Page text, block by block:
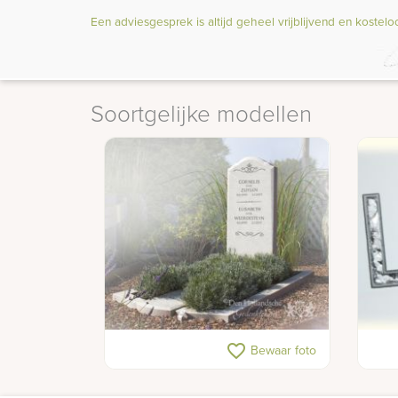
Een adviesgesprek is altijd geheel vrijblijvend en
Soortgelijke modellen
Klassieke witte grafsteen
favorite_border Bewaar foto